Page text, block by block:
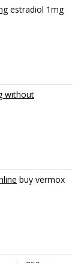
estradiol 1mg
without
buy vermox